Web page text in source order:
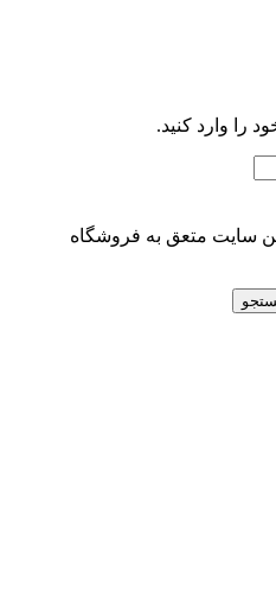
را وارد کنید.
سایت متعق به فروشگاه